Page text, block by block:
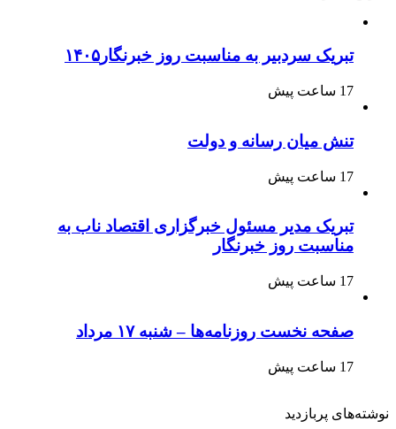
تبریک سردبیر به مناسبت روز خبرنگار۱۴۰۵
17 ساعت پیش
تنش میان رسانه و دولت
17 ساعت پیش
تبریک مدیر مسئول خبرگزاری اقتصاد ناب به
مناسبت روز خبرنگار
17 ساعت پیش
صفحه نخست روزنامه‌ها – شنبه ۱۷ مرداد
17 ساعت پیش
نوشته‌های پربازدید